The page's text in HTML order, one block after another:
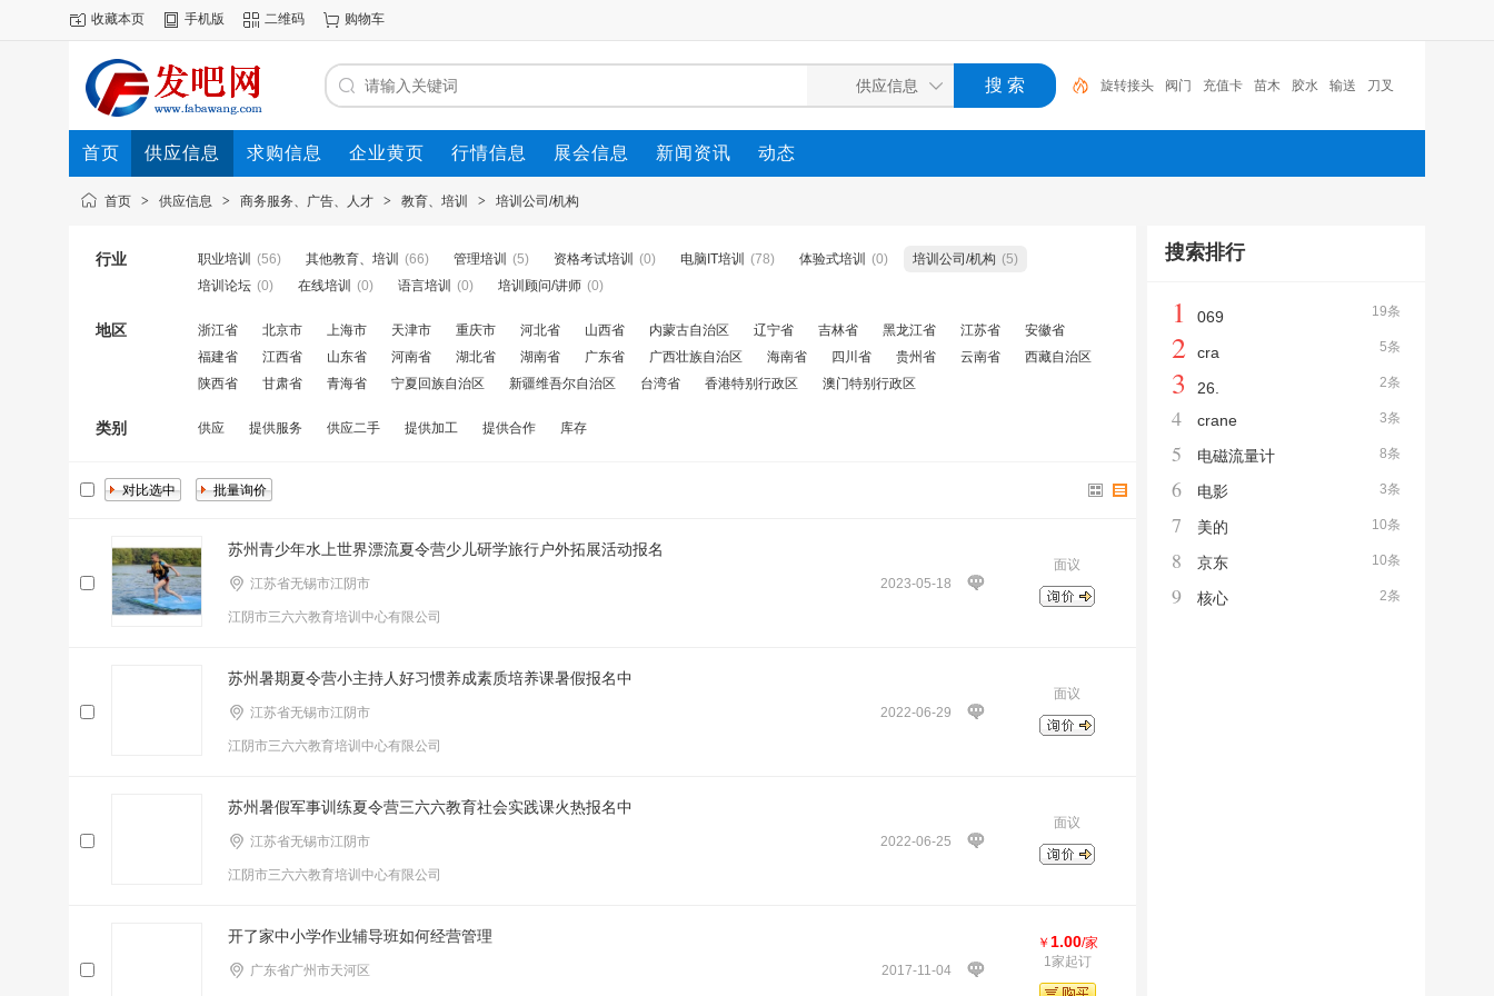
收藏本页 手机版 二维码 购物车
旋转接头 阀门 充值卡 苗木 胶水 输送 刀叉
胶带 隐形防护网 润滑油 旋转接头
首页 供应信息 求购信息 企业黄页 行情信息 展会信息 新闻资讯 动态
首页 > 供应信息 > 商务服务、广告、人才 > 教育、培训 > 培训公司/机构
行业 职业培训 (56) 其他教育、培训 (66) 管理培训 (5) 资格考试培训 (0) 电脑IT培训 (78) 体验式培训 (0) 培训公司/机构 (5)
培训论坛 (0) 在线培训 (0) 语言培训 (0) 培训顾问/讲师 (0)
地区 浙江省 北京市 上海市 天津市 重庆市 河北省 山西省 内蒙古自治区 辽宁省 吉林省 黑龙江省 江苏省
安徽省
福建省
江西省 山东省 河南省 湖北省 湖南省 广东省 广西壮族自治区 海南省 四川省 贵州省 云南省
西藏自治区
陕西省
甘肃省 青海省 宁夏回族自治区 新疆维吾尔自治区 台湾省 香港特别行政区 澳门特别行政区
类别 供应 提供服务 供应二手 提供加工 提供合作 库存
苏州青少年水上世界漂流夏令营少儿研学旅行户外拓展活动报名
2023-05-18
江苏省无锡市江阴市
江阴市三六六教育培训中心有限公司
面议
苏州暑期夏令营小主持人好习惯养成素质培养课暑假报名中
2022-06-29
江苏省无锡市江阴市
江阴市三六六教育培训中心有限公司
面议
苏州暑假军事训练夏令营三六六教育社会实践课火热报名中
2022-06-25
江苏省无锡市江阴市
江阴市三六六教育培训中心有限公司
面议
开了家中小学作业辅导班如何经营管理
2017-11-04
广东省广州市天河区
￥ 1.00/家
1家起订
搜索排行
19条
1 069
5条
2 cra
2条
3 26.
3条
4 crane
8条
5 电磁流量计
3条
6 电影
10条
7 美的
10条
8 京东
2条
9 核心